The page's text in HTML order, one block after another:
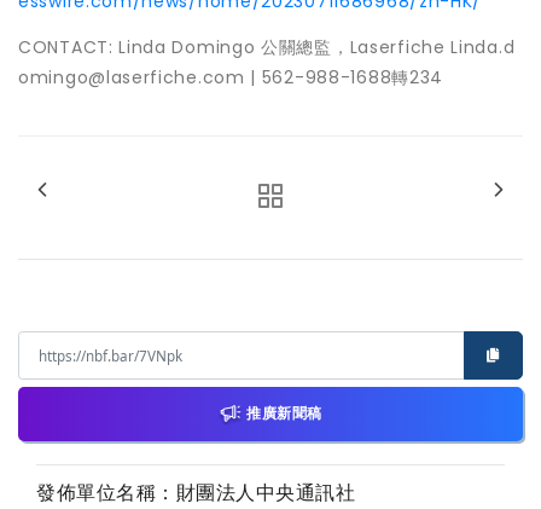
CONTACT: Linda Domingo 公關總監，Laserfiche Linda.d
omingo@laserfiche.com | 562-988-1688轉234
推廣新聞稿
發佈單位名稱：財團法人中央通訊社